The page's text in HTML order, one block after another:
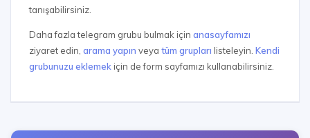
tanışabilirsiniz.
Daha fazla telegram grubu bulmak için anasayfamızı
ziyaret edin, arama yapın veya tüm grupları listeleyin. Kendi
grubunuzu eklemek için de form sayfamızı kullanabilirsiniz.